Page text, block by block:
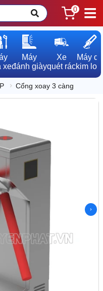
0
xe
Máy
đánh giày
Xe
quét rác
Máy dò
kim loại
Cổng xoay 3 càng